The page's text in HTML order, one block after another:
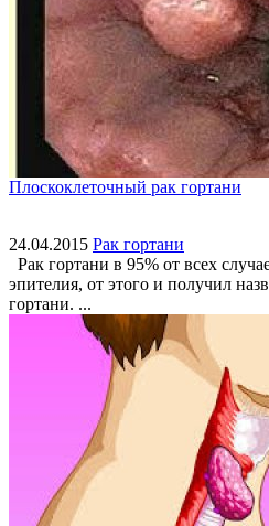
Плоскоклеточный рак гортани
24.04.2015 Рак гортани
Рак гортани в 95% от всех
эпителия, от этого и получил
гортани. ...